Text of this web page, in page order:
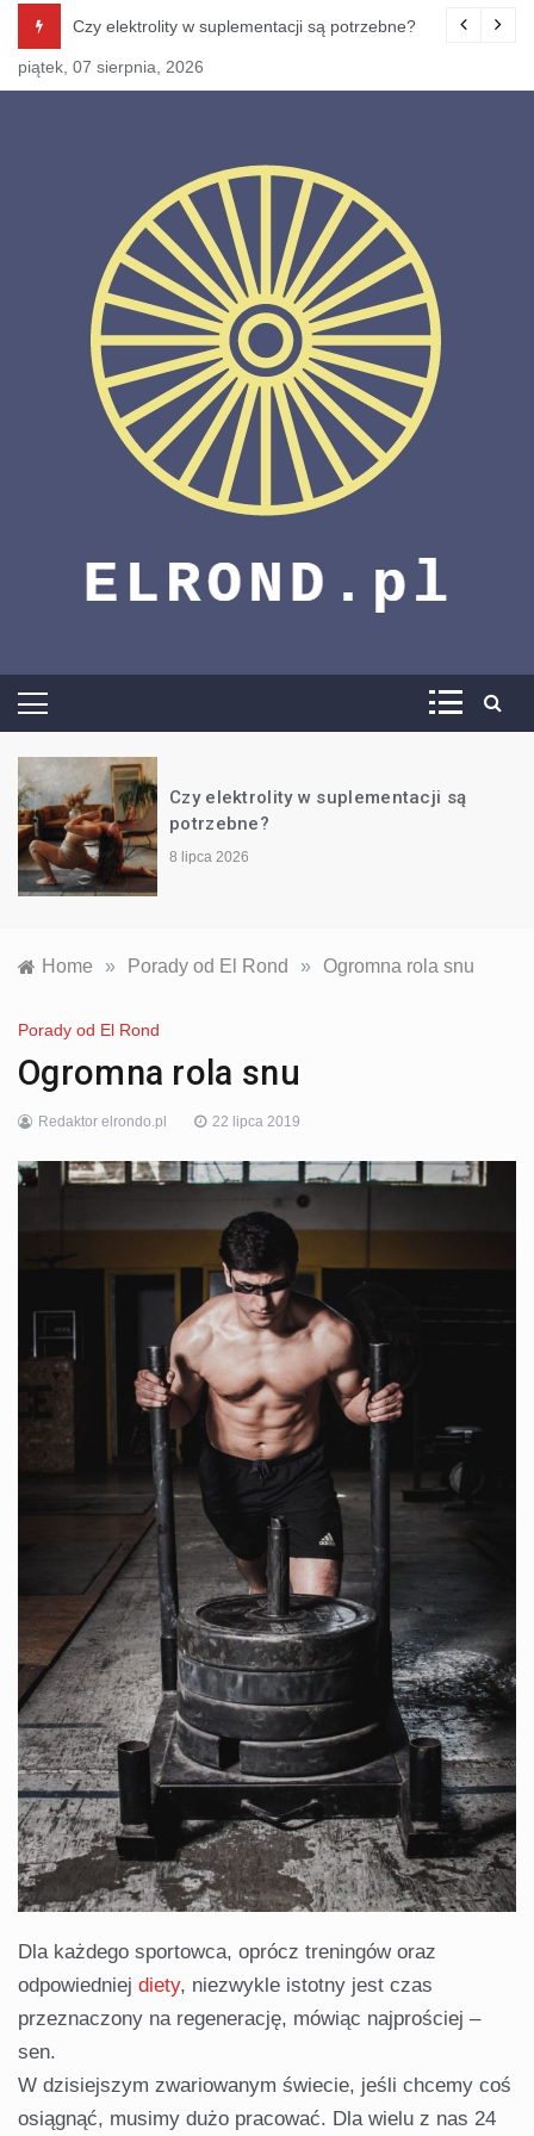
content
elektrolity w suplementacji są potrzebne? Błonnik w
piątek, 07 sierpnia, 2026
vademecum
wiedzy trening,
dieta i wiele
Czy elektrolity w suplementacji są
potrzebne?
8 lipca 2026
Home » Porady od El Rond » Ogromna rola snu
Porady od El Rond
Ogromna rola snu
Redaktor elrondo.pl 22 lipca 2019
Dla każdego sportowca, oprócz treningów oraz
odpowiedniej diety, niezwykle istotny jest czas
przeznaczony na regenerację, mówiąc najprościej –
sen.
W dzisiejszym zwariowanym świecie, jeśli chcemy coś
osiągnąć, musimy dużo pracować. Dla wielu z nas 24